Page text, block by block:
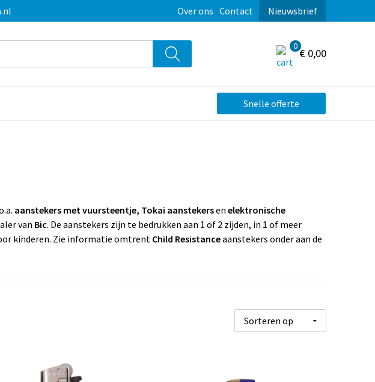
Over ons Contact Nieuwsbrief
0
€ 0,00
Snelle offerte
aanstekers met vuursteentje, Tokai aanstekersen elektronische
van Bic. De aanstekers zijn te bedrukken aan 1 of 2 zijden, in 1 of meer
kinderen. Zie informatie omtrentChild Resistanceaanstekers onder aan de